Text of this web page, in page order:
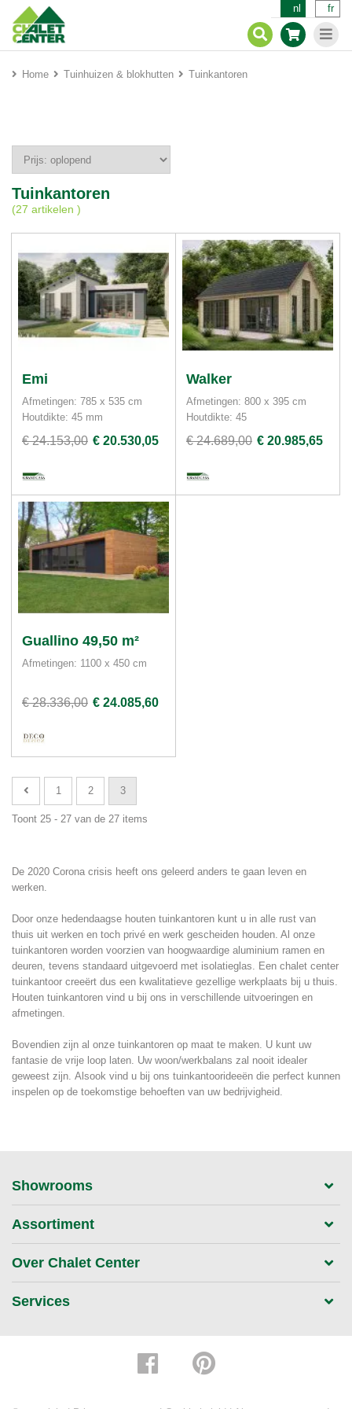
nl fr
Home Tuinhuizen & blokhutten Tuinkantoren
Tuinkantoren
(27 artikelen )
Emi
Afmetingen: 785 x 535 cm
Houtdikte: 45 mm
€ 24.153,00 € 20.530,05
Walker
Afmetingen: 800 x 395 cm
Houtdikte: 45
€ 24.689,00 € 20.985,65
Guallino 49,50 m²
Afmetingen: 1100 x 450 cm
€ 28.336,00 € 24.085,60
1 2 3
Toont 25 - 27 van de 27 items
De 2020 Corona crisis heeft ons geleerd anders te gaan leven en
werken.
Door onze hedendaagse houten tuinkantoren kunt u in alle rust van
thuis uit werken en toch privé en werk gescheiden houden. Al onze
tuinkantoren worden voorzien van hoogwaardige aluminium ramen en
deuren, tevens standaard uitgevoerd met isolatieglas. Een chalet center
tuinkantoor creeërt dus een kwalitatieve gezellige werkplaats bij u thuis.
Houten tuinkantoren vind u bij ons in verschillende uitvoeringen en
afmetingen.
Bovendien zijn al onze tuinkantoren op maat te maken. U kunt uw
fantasie de vrije loop laten. Uw woon/werkbalans zal nooit idealer
geweest zijn. Alsook vind u bij ons tuinkantoorideeën die perfect kunnen
inspelen op de toekomstige behoeften van uw bedrijvigheid.
Showrooms
Assortiment
Over Chalet Center
Services